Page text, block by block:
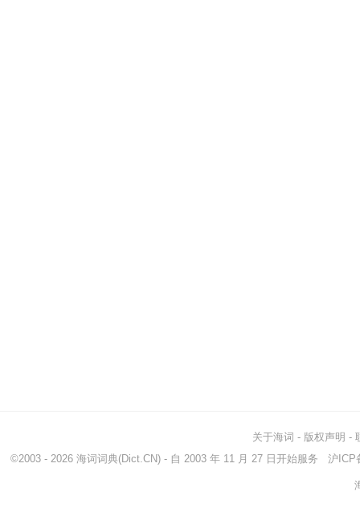
关于海词 - 版权声明 -
©2003 - 2026 海词词典(Dict.CN) - 自 2003 年 11 月 27 日开始服务 沪ICP